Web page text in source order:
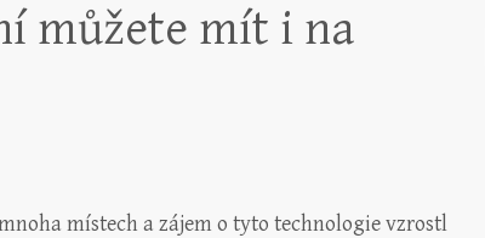
můžete mít i na
místech a zájem o tyto technologie vzrostl